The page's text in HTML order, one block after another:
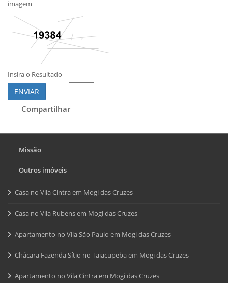
imagem
Insira o Resultado
ENVIAR
Compartilhar
Missão
Outros imóveis
Casa no Vila Cintra em Mogi das Cruzes
Casa no Vila Rubens em Mogi das Cruzes
Apartamento no Vila São Paulo em Mogi das Cruzes
Chácara Fazenda Sítio no Taiacupeba em Mogi das Cruzes
Apartamento no Vila Cintra em Mogi das Cruzes